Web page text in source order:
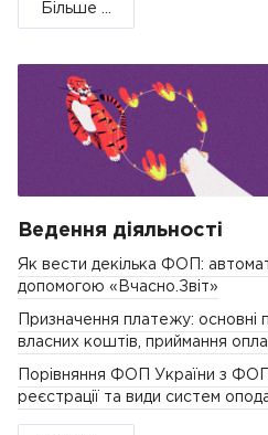
Більше ...
Ведення діяльності
Як вести декілька ФОП:
допомогою «Вчасно.Звіт»
Призначення платежу: основні
власних коштів, приймання
Порівняння ФОП України з
реєстрації та види систем